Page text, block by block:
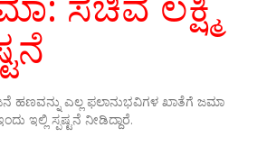
ಹಣವನ್ನು ಎಲ್ಲ ಫಲಾನುಭವಿಗಳ ಖಾತೆಗೆ ಜಮಾ
ಇಲ್ಲಿ ಸ್ಪಷ್ಟನೆ ನೀಡಿದ್ದಾರೆ.